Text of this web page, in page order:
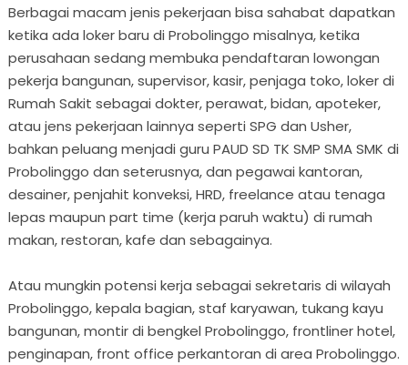
Berbagai macam jenis pekerjaan bisa sahabat dapatkan
ketika ada loker baru di Probolinggo misalnya, ketika
perusahaan sedang membuka pendaftaran lowongan
pekerja bangunan, supervisor, kasir, penjaga toko, loker di
Rumah Sakit sebagai dokter, perawat, bidan, apoteker,
atau jens pekerjaan lainnya seperti SPG dan Usher,
bahkan peluang menjadi guru PAUD SD TK SMP SMA SMK di
Probolinggo dan seterusnya, dan pegawai kantoran,
desainer, penjahit konveksi, HRD, freelance atau tenaga
lepas maupun part time (kerja paruh waktu) di rumah
makan, restoran, kafe dan sebagainya.
Atau mungkin potensi kerja sebagai sekretaris di wilayah
Probolinggo, kepala bagian, staf karyawan, tukang kayu
bangunan, montir di bengkel Probolinggo, frontliner hotel,
penginapan, front office perkantoran di area Probolinggo.